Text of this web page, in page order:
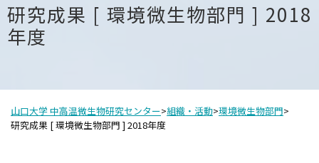
研究成果 [ 環境微生物部門 ] 2018
年度
山口大学 中高温微生物研究センター>組織・活動>環境微生物部門>
研究成果 [ 環境微生物部門 ] 2018年度